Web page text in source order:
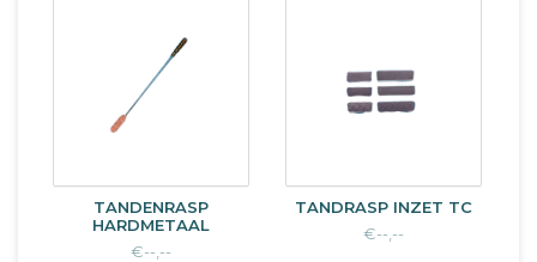
TANDENRASP
HARDMETAAL
€--,--
TANDRASP INZET TC
€--,--